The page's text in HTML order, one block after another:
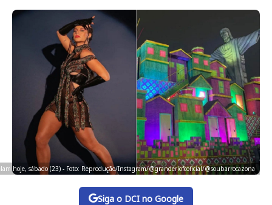
hoje, sábado (23) - Foto: Reprodução/Instagram/@granderiofcoficial/@soubarrocazona
Siga o DCI no Google